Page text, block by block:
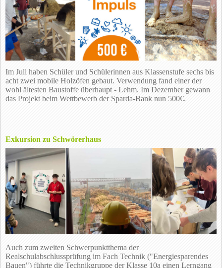
Im Juli haben Schüler und Schülerinnen aus Klassenstufe sechs bis
acht zwei mobile Holzöfen gebaut. Verwendung fand einer der
wohl ältesten Baustoffe überhaupt - Lehm. Im Dezember gewann
das Projekt beim Wettbewerb der Sparda-Bank nun 500€.
Exkursion zu Schwörerhaus
Auch zum zweiten Schwerpunktthema der
Realschulabschlussprüfung im Fach Technik ("Energiesparendes
Bauen") führte die Technikgruppe der Klasse 10a einen Lerngang